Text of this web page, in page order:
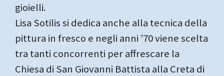
gioielli.
Lisa Sotilis si dedica anche alla tecnica della
pittura in fresco e negli anni ’70 viene scelta
tra tanti concorrenti per affrescare la
Chiesa di San Giovanni Battista alla Creta di